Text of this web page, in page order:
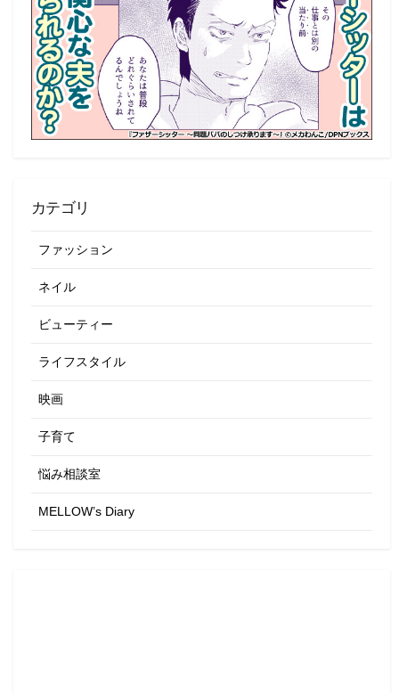
カテゴリ
ファッション
ネイル
ビューティー
ライフスタイル
映画
子育て
悩み相談室
MELLOW’s Diary